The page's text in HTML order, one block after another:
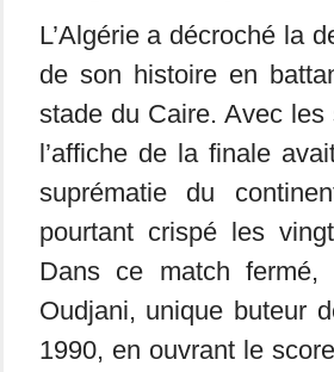
L’Algérie a décroché la
de son histoire en
stade du Caire. Avec
l’affiche de la finale
suprématie du
pourtant crispé les
Dans ce match fermé,
Oudjani, unique buteur
1990, en ouvrant le